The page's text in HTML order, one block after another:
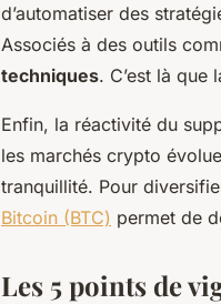
d’automatiser des
Associés à des outils
techniques. C’est là
Enfin, la réactivité du
les marchés crypto
tranquillité. Pour
Bitcoin (BTC) permet de
Les 5 points de